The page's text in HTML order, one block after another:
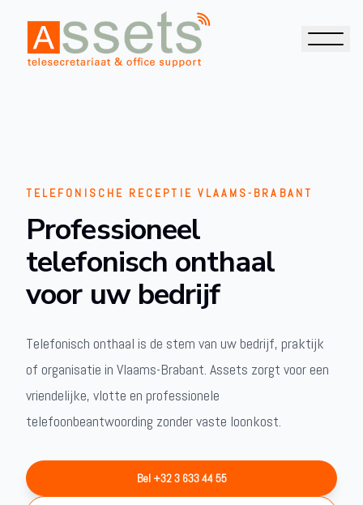
TELEFONISCHE RECEPTIE VLAAMS-BRABANT
Professioneel
telefonisch onthaal
voor uw bedrijf
Telefonisch onthaal is de stem van uw bedrijf, praktijk
of organisatie in Vlaams-Brabant. Assets zorgt voor een
vriendelijke, vlotte en professionele
telefoonbeantwoording zonder vaste loonkost.
Bel +32 3 633 44 55